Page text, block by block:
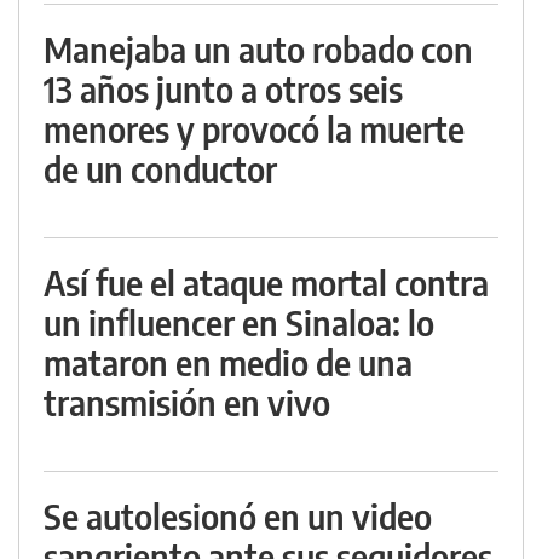
Manejaba un auto robado con
13 años junto a otros seis
menores y provocó la muerte
de un conductor
Así fue el ataque mortal contra
un influencer en Sinaloa: lo
mataron en medio de una
transmisión en vivo
Se autolesionó en un video